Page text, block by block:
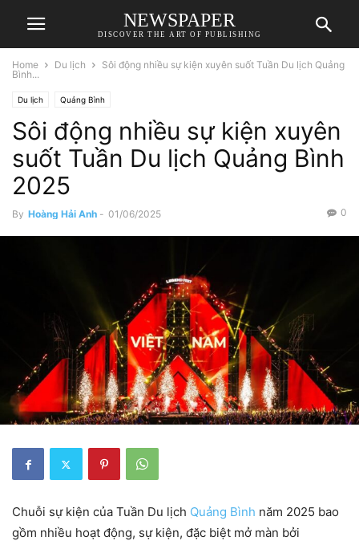
NEWSPAPER
DISCOVER THE ART OF PUBLISHING
Home Du lịch
Sôi động nhiều sự kiện xuyên suốt Tuần Du lịch Quảng
Bình...
Du lịch Quảng Bình
Sôi động nhiều sự kiện xuyên
suốt Tuần Du lịch Quảng Bình
2025
By Hoàng Hải Anh - 01/06/2025 0
Chuỗi sự kiện của Tuần Du lịch Quảng Bình năm 2025 bao
gồm nhiều hoạt động, sự kiện, đặc biệt mở màn bởi